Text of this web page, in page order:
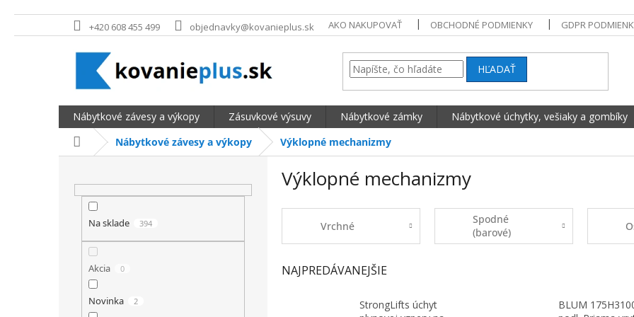
Prejsť na obsah +420 608 455 499 objednavky@kovanieplus.sk AKO NAKUPOVAŤ OBCHODNÉ PODMIENKY GDPR
HĽADAŤ
Nábytkové závesy a výkopy Zásuvkové výsuvy Nábytkové zámky Nábytkové úchytky, vešiaky a gombíky
DomovNábytkové závesy a výkopy Výklopné mechanizmy
BOČNÝ PANEL
Na sklade 394
Akcia 0
Novinka 2
Výklopné mechanizmy
Vrchné
Spodné
(barové)
NAJPREDÁVANEJŠIE
StrongLifts úchyt
BLUM